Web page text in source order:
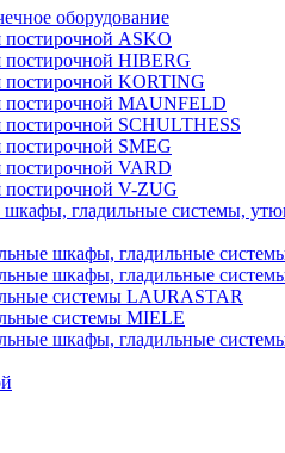
оборудование
постирочной ASKO
постирочной HIBERG
постирочной KORTING
постирочной MAUNFELD
постирочной SCHULTHESS
SMEG
постирочной VARD
постирочной V-ZUG
шкафы, гладильные системы,
шкафы, гладильные
шкафы, гладильные
системы LAURASTAR
системы MIELE
шкафы, гладильные